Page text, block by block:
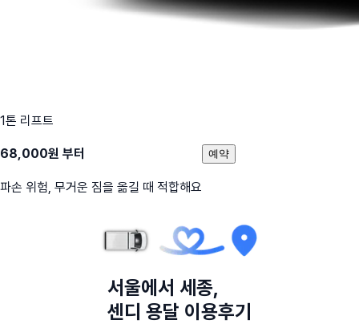
1톤 리프트
68,000원 부터
파손 위험, 무거운 짐을 옮길 때 적합해요
예약
서울에서 세종,
센디 용달 이용후기